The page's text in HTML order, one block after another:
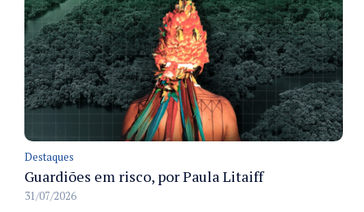
Destaques
Guardiões em risco, por Paula Litaiff
31/07/2026